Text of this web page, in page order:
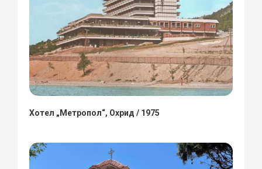
Хотел „Метропол“, Охрид / 1975